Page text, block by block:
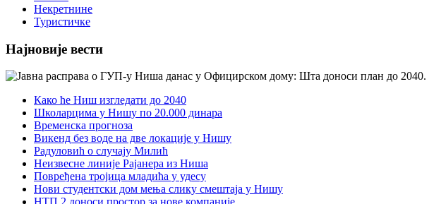
Некретнине
Туристичке
Најновије вести
Како ће Ниш изгледати до 2040
Школарцима у Нишу по 20.000 динара
Временска прогноза
Викенд без воде на две локације у Нишу
Радуловић о случају Милић
Неизвесне линије Рајанера из Ниша
Повређена тројица младића у удесу
Нови студентски дом мења слику смештаја у Нишу